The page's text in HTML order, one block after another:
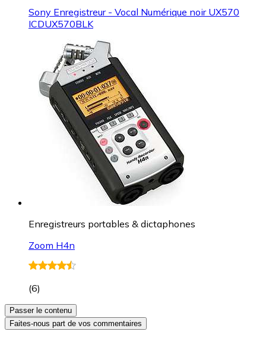
Sony Enregistreur - Vocal Numérique noir UX570
ICDUX570BLK
Enregistreurs portables & dictaphones
Zoom H4n
(6)
Passer le contenu
Faites-nous part de vos commentaires